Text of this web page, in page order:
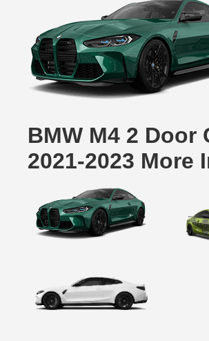
BMW M4 2 Door
2021-2023 More